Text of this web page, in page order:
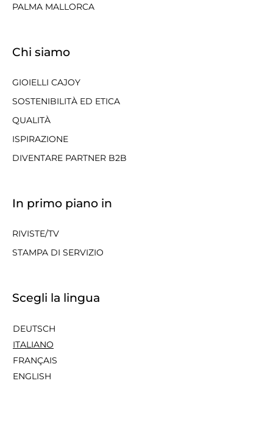
PALMA MALLORCA
Chi siamo
GIOIELLI CAJOY
SOSTENIBILITÀ ED ETICA
QUALITÀ
ISPIRAZIONE
DIVENTARE PARTNER B2B
In primo piano in
RIVISTE/TV
STAMPA DI SERVIZIO
Scegli la lingua
DEUTSCH
ITALIANO
FRANÇAIS
ENGLISH